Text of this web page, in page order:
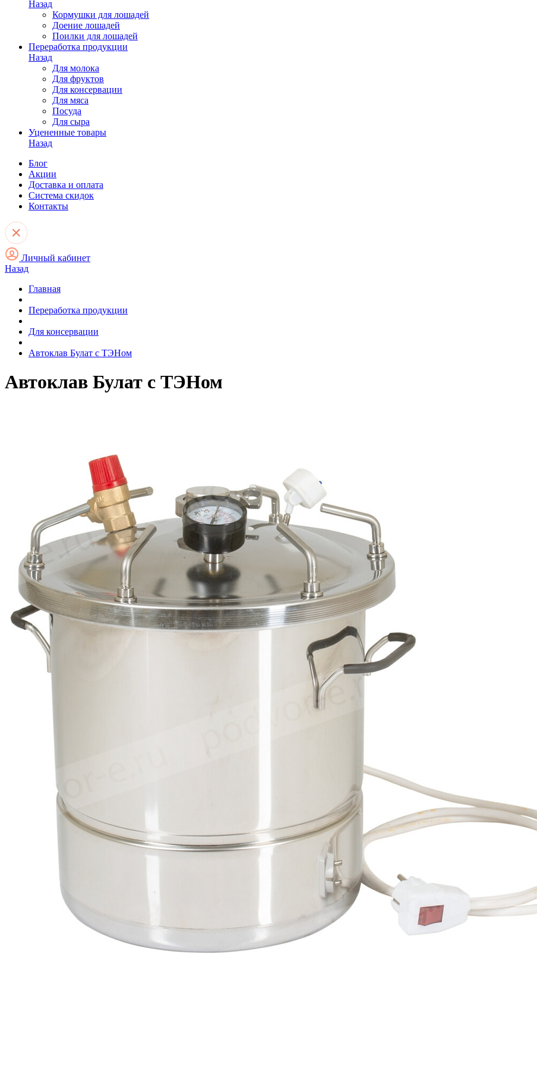
Назад
Кормушки для лошадей
Доение лошадей
Поилки для лошадей
Переработка продукции
Назад
Для молока
Для фруктов
Для консервации
Для мяса
Посуда
Для сыра
Уцененные товары
Назад
Блог
Акции
Доставка и оплата
Система скидок
Контакты
Личный кабинет
Назад
Главная
Переработка продукции
Для консервации
Автоклав Булат с ТЭНом
Автоклав Булат с ТЭНом